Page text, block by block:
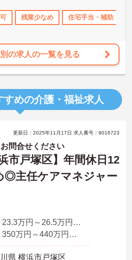
賞与あり 交通費支給
残業少なめ 住宅手当・補助
の求人の一覧を見る
すめの介護・福祉求人
更新日：2025年11月17日 求人番号：9016723
問合せください
市戸塚区】年間休日12
◎主任ケアマネジャー
月収 23.3万円～26.5万円程度（諸手当込）＋前歴換算制度有り
年収 350万円～440万円概算／別途賞与支給
県 横浜市戸塚区